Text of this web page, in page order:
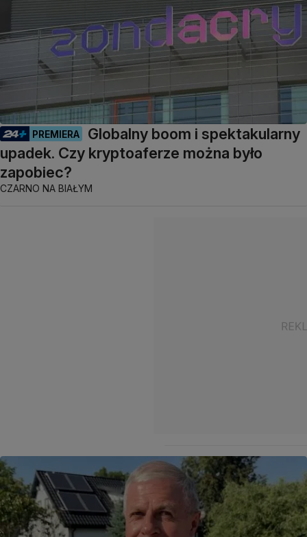
PREMIERA
Globalny boom i spektakularny
upadek. Czy kryptoaferze można było
zapobiec?
CZARNO NA BIAŁYM